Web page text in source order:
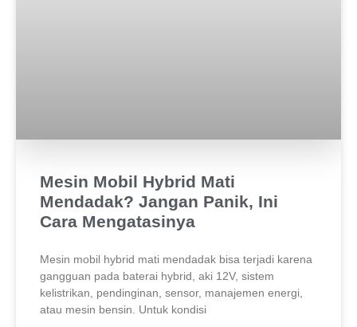
Mesin Mobil Hybrid Mati
Mendadak? Jangan Panik, Ini
Cara Mengatasinya
Mesin mobil hybrid mati mendadak bisa terjadi karena
gangguan pada baterai hybrid, aki 12V, sistem
kelistrikan, pendinginan, sensor, manajemen energi,
atau mesin bensin. Untuk kondisi